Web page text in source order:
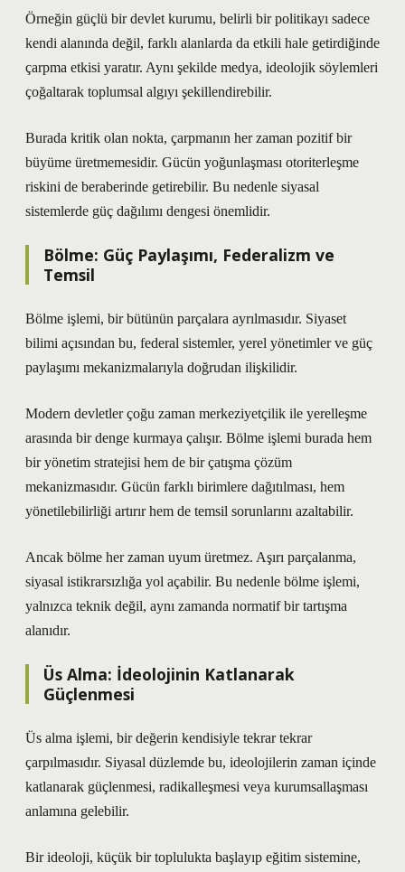
Örneğin güçlü bir devlet kurumu, belirli bir politikayı sadece
kendi alanında değil, farklı alanlarda da etkili hale getirdiğinde
çarpma etkisi yaratır. Aynı şekilde medya, ideolojik söylemleri
çoğaltarak toplumsal algıyı şekillendirebilir.
Burada kritik olan nokta, çarpmanın her zaman pozitif bir
büyüme üretmemesidir. Gücün yoğunlaşması otoriterleşme
riskini de beraberinde getirebilir. Bu nedenle siyasal
sistemlerde güç dağılımı dengesi önemlidir.
Bölme: Güç Paylaşımı, Federalizm ve
Temsil
Bölme işlemi, bir bütünün parçalara ayrılmasıdır. Siyaset
bilimi açısından bu, federal sistemler, yerel yönetimler ve güç
paylaşımı mekanizmalarıyla doğrudan ilişkilidir.
Modern devletler çoğu zaman merkeziyetçilik ile yerelleşme
arasında bir denge kurmaya çalışır. Bölme işlemi burada hem
bir yönetim stratejisi hem de bir çatışma çözüm
mekanizmasıdır. Gücün farklı birimlere dağıtılması, hem
yönetilebilirliği artırır hem de temsil sorunlarını azaltabilir.
Ancak bölme her zaman uyum üretmez. Aşırı parçalanma,
siyasal istikrarsızlığa yol açabilir. Bu nedenle bölme işlemi,
yalnızca teknik değil, aynı zamanda normatif bir tartışma
alanıdır.
Üs Alma: İdeolojinin Katlanarak
Güçlenmesi
Üs alma işlemi, bir değerin kendisiyle tekrar tekrar
çarpılmasıdır. Siyasal düzlemde bu, ideolojilerin zaman içinde
katlanarak güçlenmesi, radikalleşmesi veya kurumsallaşması
anlamına gelebilir.
Bir ideoloji, küçük bir toplulukta başlayıp eğitim sistemine,